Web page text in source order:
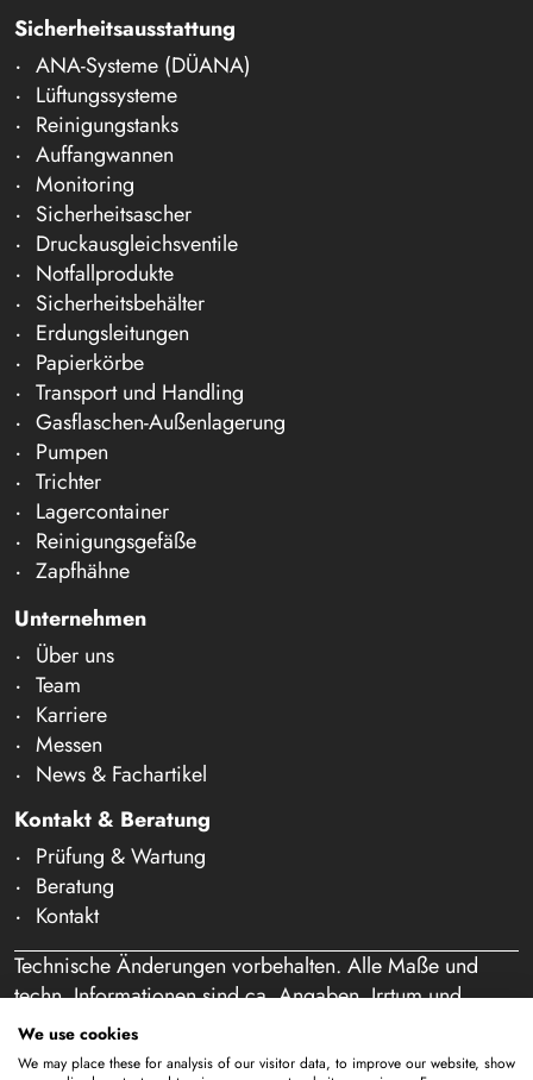
Sicherheitsausstattung
ANA-Systeme (DÜANA)
Lüftungssysteme
Reinigungstanks
Auffangwannen
Monitoring
Sicherheitsascher
Druckausgleichsventile
Notfallprodukte
Sicherheitsbehälter
Erdungsleitungen
Papierkörbe
Transport und Handling
Gasflaschen-Außenlagerung
Pumpen
Trichter
Lagercontainer
Reinigungsgefäße
Zapfhähne
Unternehmen
Über uns
Team
Karriere
Messen
News & Fachartikel
Kontakt & Beratung
Prüfung & Wartung
Beratung
Kontakt
Technische Änderungen vorbehalten. Alle Maße und
techn. Informationen sind ca. Angaben. Irrtum und
Schreibfehler vorbehalten. Unser Angebot richtet sich
ausschließlich an Gewerbetreibende im Sinne des § 14
We use cookies
We may place these for analysis of our visitor data, to improve our website, show